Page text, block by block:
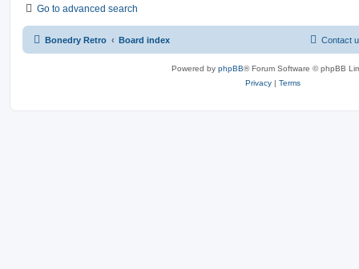
Go to advanced search
Bonedry Retro Board index Contact
Powered by phpBB® Forum Software © phpBB
Privacy | Terms